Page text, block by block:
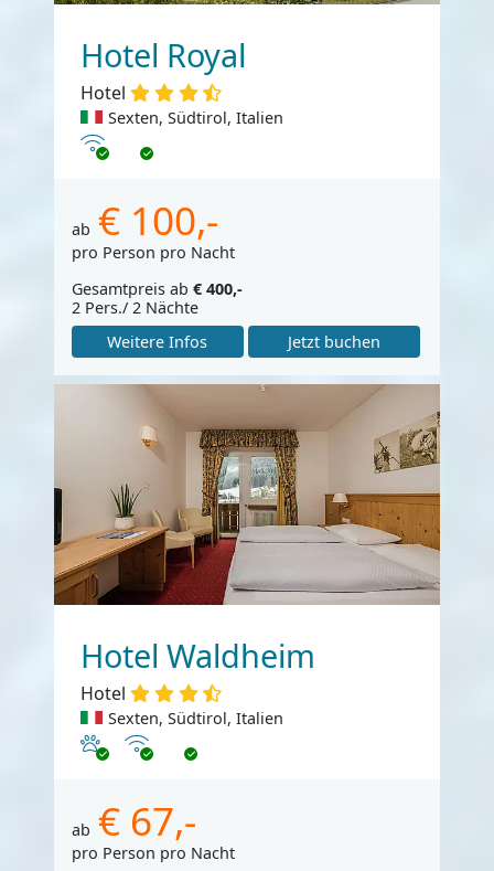
Hotel Royal
Hotel
Sexten, Südtirol, Italien
Internet
ab € 100,-
pro Person pro Nacht
Gesamtpreis ab € 400,-
2 Pers./ 2 Nächte
Weitere Infos
Jetzt buchen
Hotel Waldheim
Hotel
Sexten, Südtirol, Italien
Haustiere erlaubt
Internet
ab € 67,-
pro Person pro Nacht